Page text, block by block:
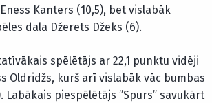
Kanters (10,5), bet vislabāk
dala Džerets Džeks (6).
spēlētājs ar 22,1 punktu vidēji
Oldridžs, kurš arī vislabāk vāc bumbas
Labākais piespēlētājs ”Spurs” savukārt